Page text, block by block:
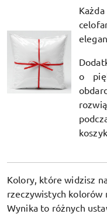
o
Kolory, które widzisz
rzeczywistych kolorów
Wynika to różnych